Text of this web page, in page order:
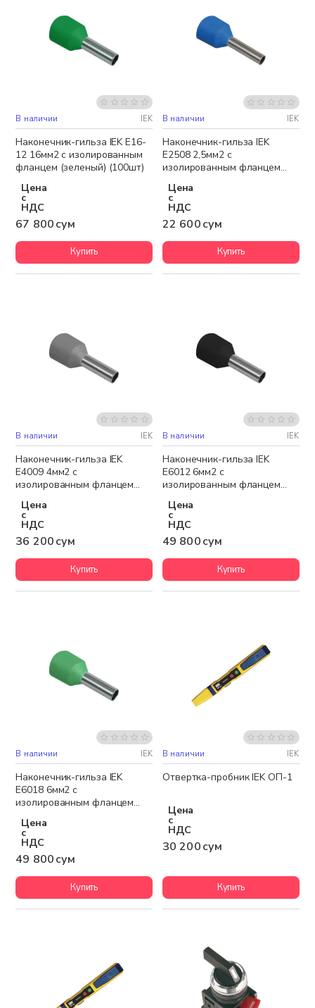
В наличии IEK
Наконечник-гильза IEK Е16-
12 16мм2 с изолированным
фланцем (зеленый) (100шт)
Цена
с
НДС
67 800 сум
Купить
В наличии IEK
Наконечник-гильза IEK
Е2508 2,5мм2 с
изолированным фланцем
Цена
с
НДС
22 600 сум
Купить
В наличии IEK
Наконечник-гильза IEK
Е4009 4мм2 с
изолированным фланцем
Цена
с
НДС
36 200 сум
Купить
В наличии IEK
Наконечник-гильза IEK
Е6012 6мм2 с
изолированным фланцем
Цена
с
НДС
49 800 сум
Купить
В наличии IEK
Наконечник-гильза IEK
Е6018 6мм2 с
изолированным фланцем
Цена
с
НДС
49 800 сум
Купить
В наличии IEK
Отвертка-пробник IEK ОП-1
Цена
с
НДС
30 200 сум
Купить